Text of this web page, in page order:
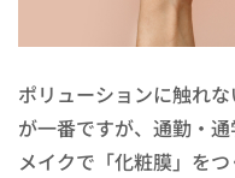
ポリューションに触れ
が一番ですが、通勤・
メイクで「化粧膜」を